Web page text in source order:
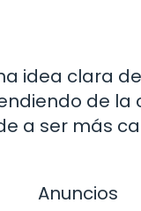
idea clara
de la
a ser más
Anuncios